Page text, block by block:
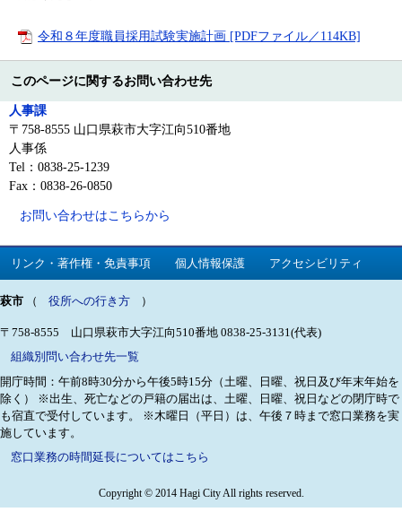
令和８年度職員採用試験実施計画 [PDFファイル／114KB]
このページに関するお問い合わせ先
人事課
〒758-8555 山口県萩市大字江向510番地
人事係
Tel：0838-25-1239
Fax：0838-26-0850
お問い合わせはこちらから
リンク・著作権・免責事項 個人情報保護 アクセシビリティ
萩市 （ 役所への行き方 ）
〒758-8555 山口県萩市大字江向510番地 0838-25-3131(代表)
組織別問い合わせ先一覧
開庁時間：午前8時30分から午後5時15分（土曜、日曜、祝日及び年末年始を
除く）
※出生、死亡などの戸籍の届出は、土曜、日曜、祝日などの閉庁時で
も宿直で受付しています。
※木曜日（平日）は、午後７時まで窓口業務を実
施しています。
窓口業務の時間延長についてはこちら
Copyright © 2014 Hagi City All rights reserved.